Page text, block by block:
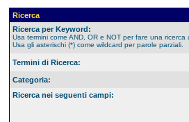
Ricerca
Ricerca per Keyword:
Usa termini come AND, OR e NOT per fare una ricerca
Usa gli asterischi (*) come wildcard per parole parziali.
Termini di Ricerca:
Categoria:
Ricerca nei seguenti campi: